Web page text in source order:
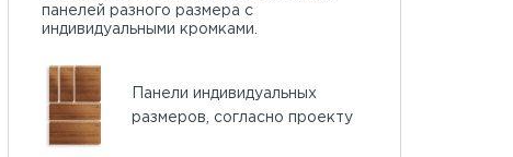
панелей разного размера с
индивидуальными кромками.
Панели индивидуальных
размеров, согласно проекту